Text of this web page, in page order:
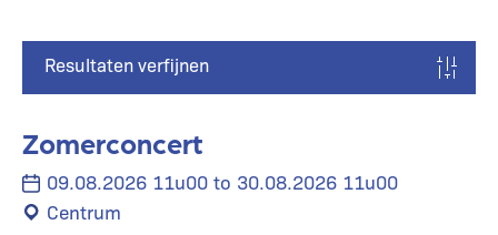
Resultaten verfijnen
Zomerconcert
09.08.2026 11u00 to 30.08.2026 11u00
Centrum